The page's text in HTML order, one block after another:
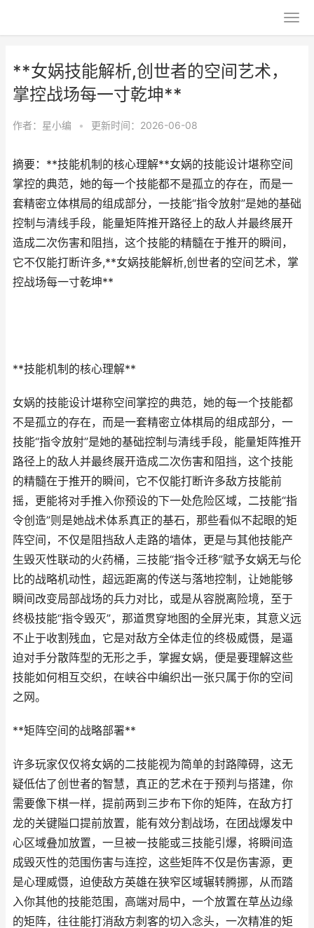
**女娲技能解析,创世者的空间艺术，
掌控战场每一寸乾坤**
作者： 星小编 • 更新时间：2026-06-08
摘要：**技能机制的核心理解**女娲的技能设计堪称空间
掌控的典范，她的每一个技能都不是孤立的存在，而是一
套精密立体棋局的组成部分，一技能“指令放射”是她的基础
控制与清线手段，能量矩阵推开路径上的敌人并最终展开
造成二次伤害和阻挡，这个技能的精髓在于推开的瞬间，
它不仅能打断许多,**女娲技能解析,创世者的空间艺术，掌
控战场每一寸乾坤**
**技能机制的核心理解**
女娲的技能设计堪称空间掌控的典范，她的每一个技能都
不是孤立的存在，而是一套精密立体棋局的组成部分，一
技能“指令放射”是她的基础控制与清线手段，能量矩阵推开
路径上的敌人并最终展开造成二次伤害和阻挡，这个技能
的精髓在于推开的瞬间，它不仅能打断许多敌方技能前
摇，更能将对手推入你预设的下一处危险区域，二技能“指
令创造”则是她战术体系真正的基石，那些看似不起眼的矩
阵空间，不仅是阻挡敌人走路的墙体，更是与其他技能产
生毁灭性联动的火药桶，三技能“指令迁移”赋予女娲无与伦
比的战略机动性，超远距离的传送与落地控制，让她能够
瞬间改变局部战场的兵力对比，或是从容脱离险境，至于
终极技能“指令毁灭”，那道贯穿地图的全屏光束，其意义远
不止于收割残血，它是对敌方全体走位的终极威慑，是逼
迫对手分散阵型的无形之手，掌握女娲，便是要理解这些
技能如何相互交织，在峡谷中编织出一张只属于你的空间
之网。
**矩阵空间的战略部署**
许多玩家仅仅将女娲的二技能视为简单的封路障碍，这无
疑低估了创世者的智慧，真正的艺术在于预判与搭建，你
需要像下棋一样，提前两到三步布下你的矩阵，在敌方打
龙的关键隘口提前放置，能有效分割战场，在团战爆发中
心区域叠加放置，一旦被一技能或三技能引爆，将瞬间造
成毁灭性的范围伤害与连控，这些矩阵不仅是伤害源，更
是心理威慑，迫使敌方英雄在狭窄区域辗转腾挪，从而踏
入你其他的技能范围，高端对局中，一个放置在草丛边缘
的矩阵，往往能打消敌方刺客的切入念头，一次精准的矩